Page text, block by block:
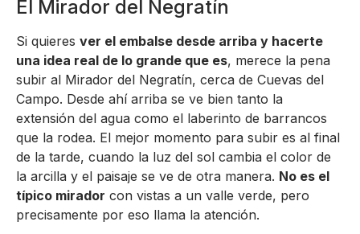
El Mirador del Negratín
Si quieres ver el embalse desde arriba y hacerte
una idea real de lo grande que es, merece la pena
subir al Mirador del Negratín, cerca de Cuevas del
Campo. Desde ahí arriba se ve bien tanto la
extensión del agua como el laberinto de barrancos
que la rodea. El mejor momento para subir es al final
de la tarde, cuando la luz del sol cambia el color de
la arcilla y el paisaje se ve de otra manera. No es el
típico mirador con vistas a un valle verde, pero
precisamente por eso llama la atención.